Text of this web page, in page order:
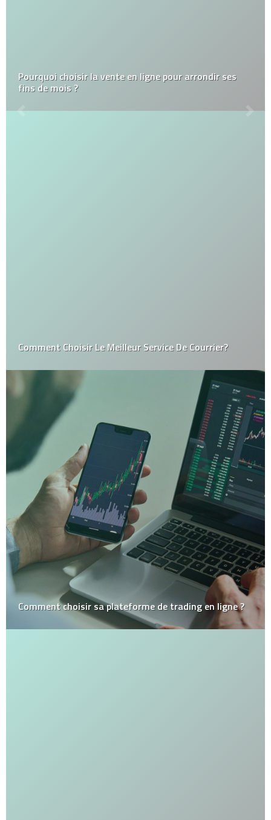
Pourquoi choisir la vente en ligne pour arrondir ses
fins de mois ?
Comment Choisir Le Meilleur Service De Courrier?
Comment choisir sa plateforme de trading en ligne ?